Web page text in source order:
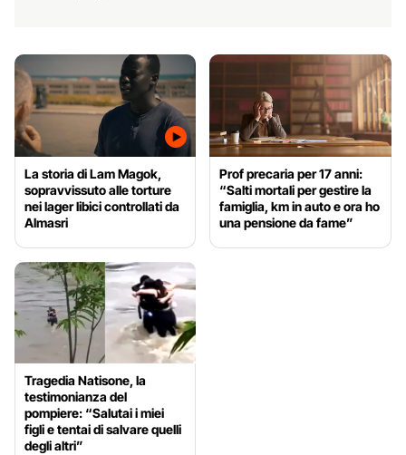
La storia di Lam Magok,
sopravvissuto alle torture
nei lager libici controllati da
Almasri
Prof precaria per 17 anni:
“Salti mortali per gestire la
famiglia, km in auto e ora ho
una pensione da fame”
Tragedia Natisone, la
testimonianza del
pompiere: “Salutai i miei
figli e tentai di salvare quelli
degli altri”